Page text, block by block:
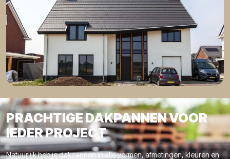
PRACHTIGE DAKPANNEN VOOR
IEDER PROJECT
Natuurlijk heb je dakpannen in alle vormen, afmetingen, kleuren en